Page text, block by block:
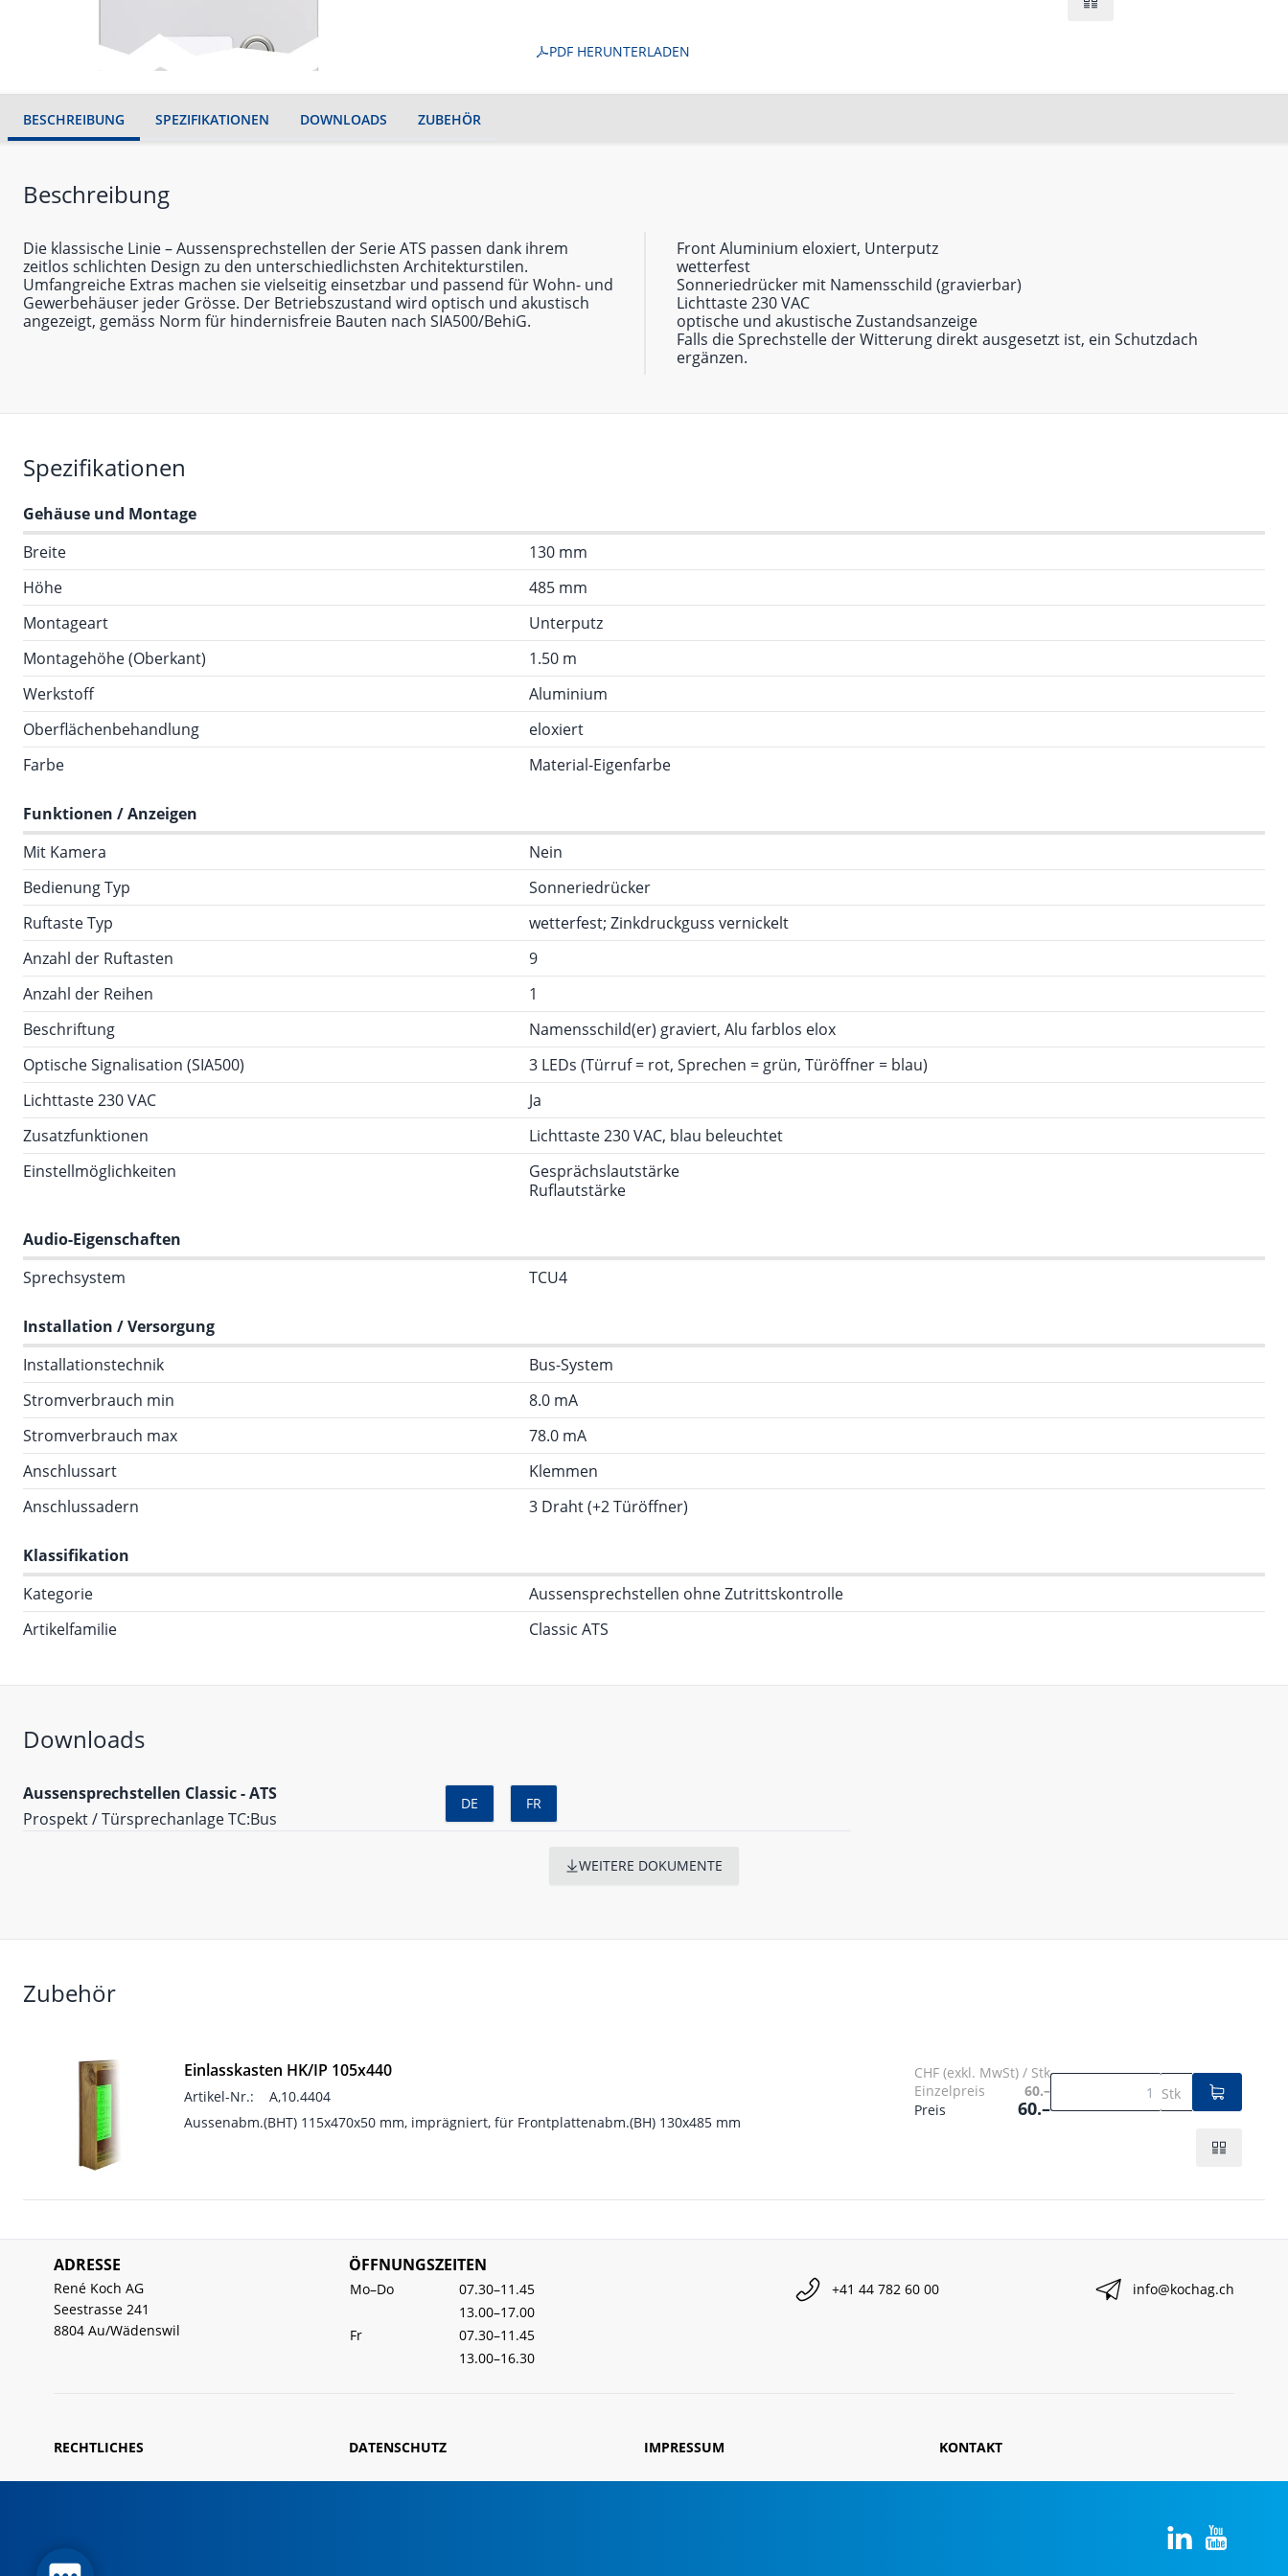
PDF HERUNTERLADEN
BESCHREIBUNG SPEZIFIKATIONEN DOWNLOADS ZUBEHÖR
Beschreibung
Die klassische Linie – Aussensprechstellen der Serie ATS passen dank ihrem
zeitlos schlichten Design zu den unterschiedlichsten Architekturstilen.
Umfangreiche Extras machen sie vielseitig einsetzbar und passend für Wohn- und
Gewerbehäuser jeder Grösse. Der Betriebszustand wird optisch und akustisch
angezeigt, gemäss Norm für hindernisfreie Bauten nach SIA500/BehiG.
Front Aluminium eloxiert, Unterputz
wetterfest
Sonneriedrücker mit Namensschild (gravierbar)
Lichttaste 230 VAC
optische und akustische Zustandsanzeige
Falls die Sprechstelle der Witterung direkt ausgesetzt ist, ein Schutzdach
ergänzen.
Spezifikationen
Gehäuse und Montage
Breite
130 mm
Höhe
485 mm
Montageart
Unterputz
Montagehöhe (Oberkant)
1.50 m
Werkstoff
Aluminium
Oberflächenbehandlung
eloxiert
Farbe
Material-Eigenfarbe
Funktionen / Anzeigen
Mit Kamera
Nein
Bedienung Typ
Sonneriedrücker
Ruftaste Typ
wetterfest; Zinkdruckguss vernickelt
Anzahl der Ruftasten
9
Anzahl der Reihen
1
Beschriftung
Namensschild(er) graviert, Alu farblos elox
Optische Signalisation (SIA500)
3 LEDs (Türruf = rot, Sprechen = grün, Türöffner = blau)
Lichttaste 230 VAC
Ja
Zusatzfunktionen
Lichttaste 230 VAC, blau beleuchtet
Einstellmöglichkeiten
Gesprächslautstärke
Ruflautstärke
Audio-Eigenschaften
Sprechsystem
TCU4
Installation / Versorgung
Installationstechnik
Bus-System
Stromverbrauch min
8.0 mA
Stromverbrauch max
78.0 mA
Anschlussart
Klemmen
Anschlussadern
3 Draht (+2 Türöffner)
Klassifikation
Kategorie
Aussensprechstellen ohne Zutrittskontrolle
Artikelfamilie
Classic ATS
Downloads
Aussensprechstellen Classic - ATS
Prospekt / Türsprechanlage TC:Bus
DE FR
WEITERE DOKUMENTE
Zubehör
Einlasskasten HK/IP 105x440
Artikel-Nr.:
A,10.4404
Aussenabm.(BHT) 115x470x50 mm, imprägniert, für Frontplattenabm.(BH) 130x485 mm
CHF (exkl. MwSt) / Stk
Einzelpreis
60.–
Preis
60.–
Stk
ADRESSE
René Koch AG
Seestrasse 241
8804 Au/Wädenswil
ÖFFNUNGSZEITEN
Mo–Do
07.30–11.45
13.00–17.00
Fr
07.30–11.45
13.00–16.30
+41 44 782 60 00 info@kochag.ch
RECHTLICHES DATENSCHUTZ IMPRESSUM KONTAKT